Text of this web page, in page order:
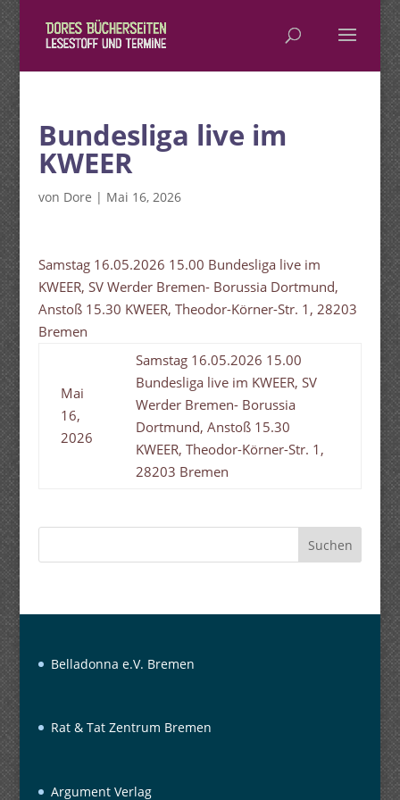
Bundesliga live im
KWEER
von Dore | Mai 16, 2026
Samstag 16.05.2026 15.00 Bundesliga live im
KWEER, SV Werder Bremen- Borussia Dortmund,
Anstoß 15.30 KWEER, Theodor-Körner-Str. 1, 28203
Bremen
Mai
16,
2026
Samstag 16.05.2026 15.00
Bundesliga live im KWEER, SV
Werder Bremen- Borussia
Dortmund, Anstoß 15.30
KWEER, Theodor-Körner-Str. 1,
28203 Bremen
Suchen
Belladonna e.V. Bremen
Rat & Tat Zentrum Bremen
Argument Verlag